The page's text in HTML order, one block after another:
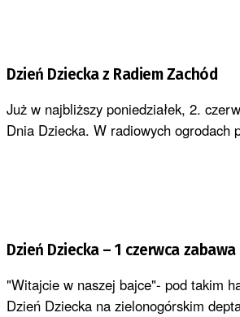
Dzień Dziecka z Radiem Zachód
Już w najbliższy poniedziałek, 2.
Dnia Dziecka. W radiowych ogrodach
Dzień Dziecka – 1 czerwca
"Witajcie w naszej bajce"- pod takim
Dzień Dziecka na zielonogórskim